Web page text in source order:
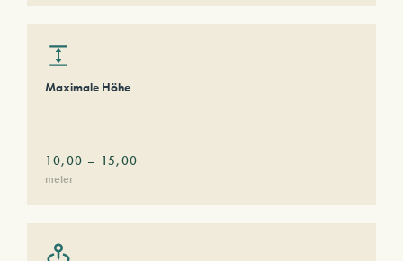
Maximale Höhe
10,00 – 15,00
meter